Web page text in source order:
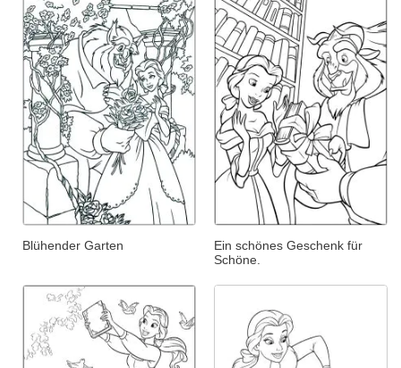
Blühender Garten
Ein schönes Geschenk für
Schöne.